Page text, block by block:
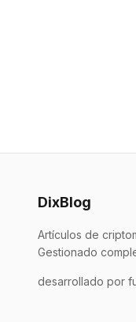
DixBlog
Artículos de
Gestionado
desarrollado por